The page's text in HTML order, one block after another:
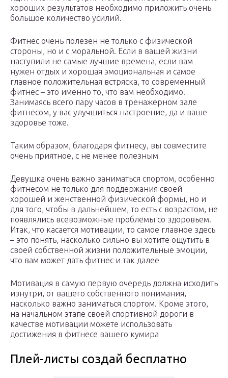
хороших результатов необходимо приложить очень
большое количество усилий.
Фитнес очень полезен не только с физической
стороны, но и с моральной. Если в вашей жизни
наступили не самые лучшие времена, если вам
нужен отдых и хорошая эмоциональная и самое
главное положительная встряска, то современный
фитнес – это именно то, что вам необходимо.
Занимаясь всего пару часов в тренажерном зале
фитнесом, у вас улучшиться настроение, да и ваше
здоровье тоже.
Таким образом, благодаря фитнесу, вы совместите
очень приятное, с не менее полезным
Девушка очень важно заниматься спортом, особенно
фитнесом не только для поддержания своей
хорошей и женственной физической формы, но и
для того, чтобы в дальнейшем, то есть с возрастом, не
появлялись всевозможные проблемы со здоровьем.
Итак, что касается мотивации, то самое главное здесь
– это понять, насколько сильно вы хотите ощутить в
своей собственной жизни положительные эмоции,
что вам может дать фитнес и так далее
Мотивация в самую первую очередь должна исходить
изнутри, от вашего собственного понимания,
насколько важно заниматься спортом. Кроме этого,
на начальном этапе своей спортивной дороги в
качестве мотивации можете использовать
достижения в фитнесе вашего кумира
Плей-листы создай бесплатно